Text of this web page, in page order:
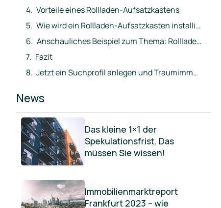
Vorteile eines Rollladen-Aufsatzkastens
Wie wird ein Rollladen-Aufsatzkasten installiert?
Anschauliches Beispiel zum Thema: Rollladen-Aufsatzkasten
Fazit
Jetzt ein Suchprofil anlegen und Traumimmobilie direkt ins Postfach erhalten
News
Das kleine 1×1 der
Spekulationsfrist. Das
müssen Sie wissen!
Immobilienmarktreport
Frankfurt 2023 – wie